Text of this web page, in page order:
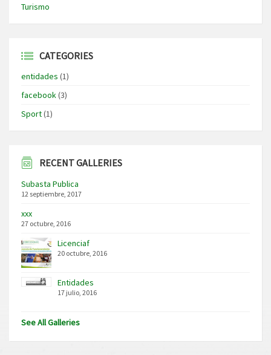
Turismo
CATEGORIES
entidades (1)
facebook(3)
Sport(1)
RECENT GALLERIES
Subasta Publica
12 septiembre, 2017
xxx
27 octubre, 2016
Licenciaf
20 octubre, 2016
Entidades
17 julio, 2016
See All Galleries